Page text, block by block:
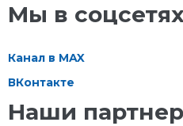
Мы в
Канал в MAX
ВКонтакте
Наши